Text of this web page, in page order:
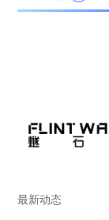
最新动态